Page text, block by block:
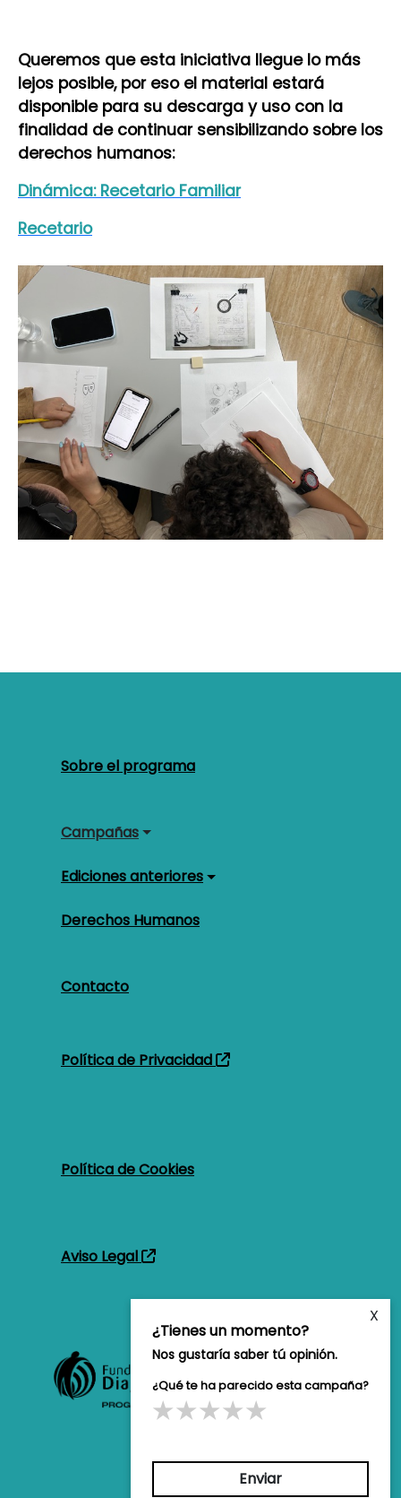
Queremos que esta iniciativa llegue lo más
lejos posible, por eso el material estará
disponible para su descarga y uso con la
finalidad de continuar sensibilizando sobre los
derechos humanos:
Dinámica: Recetario Familiar
Recetario
X
¿Tienes un momento?
Nos gustaría saber tú opinión.
¿Qué te ha parecido esta campaña?
Enviar
Navegación principal
Sobre el programa
Campañas
Ediciones anteriores
Derechos Humanos
Contacto
Pie de página
Política de Privacidad
Política de Cookies
Aviso Legal